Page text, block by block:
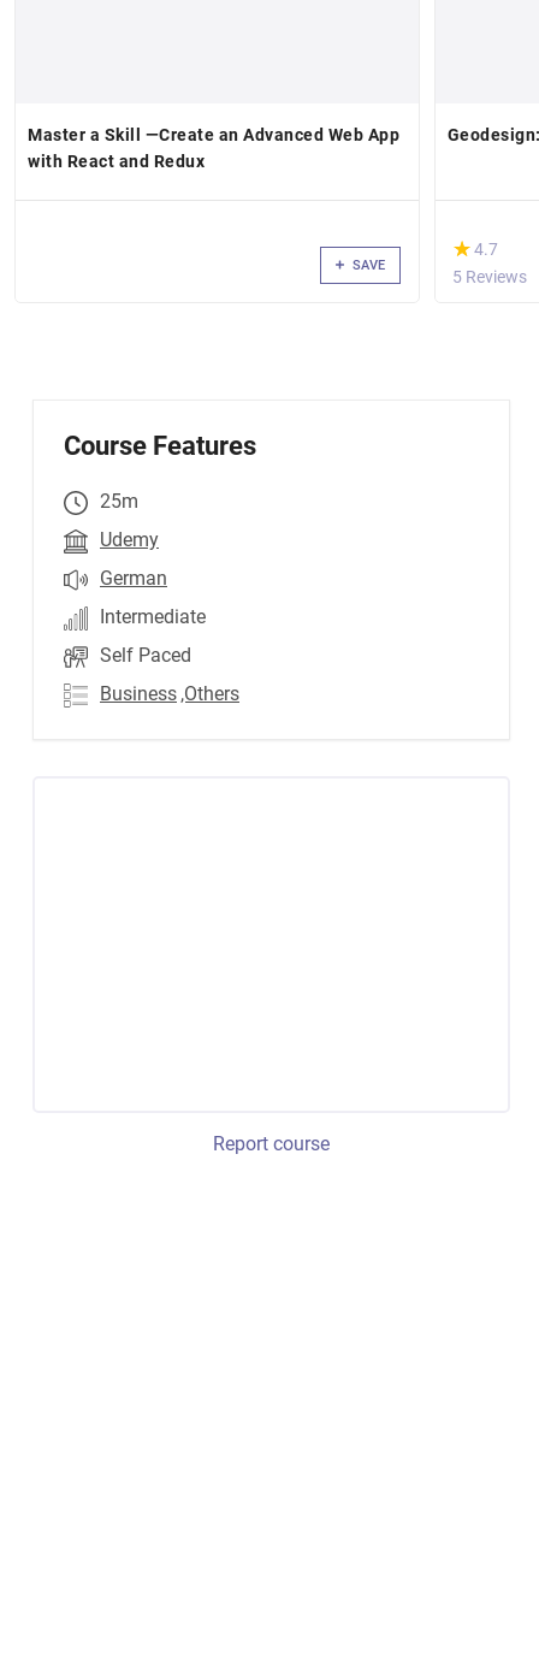
Master a Skill —Create an Advanced Web App
with React and Redux
SAVE
(*)
★
★4.7
5 Reviews
Course Features
25m
Udemy
German
Intermediate
Self Paced
Business ,Others
Report course